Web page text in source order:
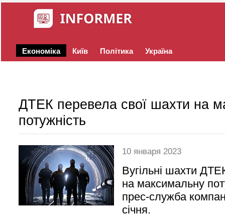
Економіка Київ Політика Україна
ДТЕК перевела свої шахти на
потужність
10 января 2023
Вугільні шахти
на максимальну
прес-служба
січня.